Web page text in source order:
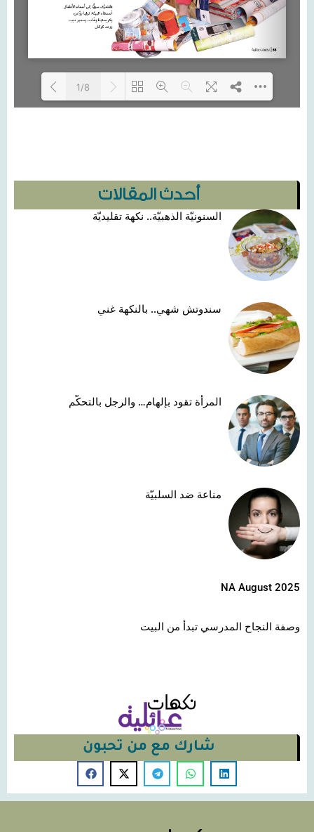
أحدث المقالات
السنونيّة الذهبيّة.. نكهة تقليديّة
سندوتش شهي.. بالنكهة غني
المرأة تقود بإلهام… والرجل بالتحكّم
مناعة ضد السلبيّة
NA August 2025
وصفة النجاح المدرسي تبدأ من البيت
شارك مع من تحبون
1/8